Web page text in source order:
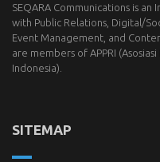
SEQARA Communications is
with Public Relations, Digital/
Event Management, and
are members of APPRI
Indonesia).
SITEMAP